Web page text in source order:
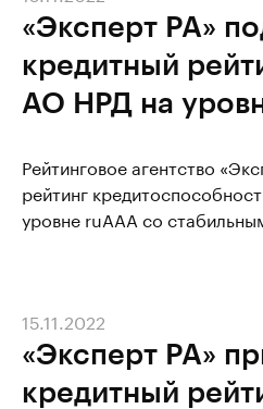
«Эксперт РА»
кредитный
АО НРД на
Рейтинговое агентство
рейтинг
уровне ruAAA со
«Эксперт РА»
кредитный
15.11.2022